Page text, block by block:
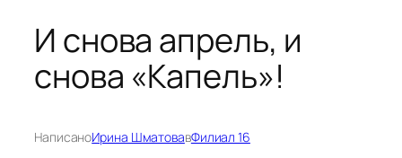
И снова апрель, и
снова «Капель»!
НаписаноИрина ШматовавФилиал 16